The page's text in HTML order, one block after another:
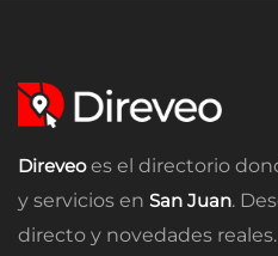
Direveoes el directorio
y servicios en San Juan.
directo y novedades reales.